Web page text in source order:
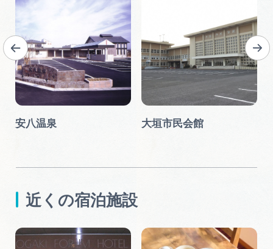
安八温泉 大垣市民会館
近くの宿泊施設